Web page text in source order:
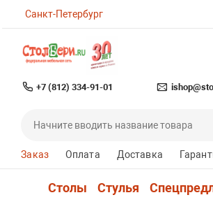
Санкт-Петербург
+7 (812) 334-91-01
Заказ Оплата Доставка
Столы Стулья